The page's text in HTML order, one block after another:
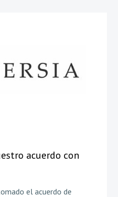
acuerdo con
el acuerdo de